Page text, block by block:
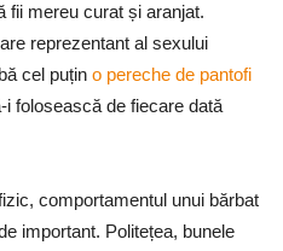
fii mereu curat și aranjat.
reprezentant al sexului
cel puțin o pereche de pantofi
i folosească de fiecare dată
comportamentul unui bărbat
important. Politețea, bunele